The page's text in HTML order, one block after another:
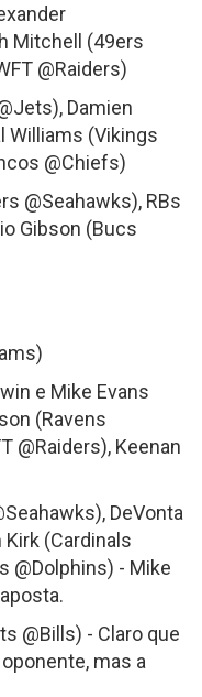
Mitchell (49ers
@Raiders)
Damien
Williams (Vikings
@Chiefs)
@Seahawks), RBs
Gibson (Bucs
e Mike Evans
(Ravens
@Raiders), Keenan
DeVonta
(Cardinals
@Dolphins) - Mike
@Bills) - Claro que
mas a